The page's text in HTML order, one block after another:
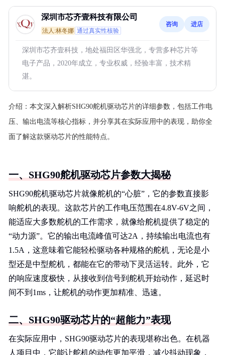
深圳市芯齐壹科技有限公司
法人:林冬娜 通过真实性核验
咨询 进店
深圳市芯齐壹科技，地处福田区华强北，专营多种芯片等
电子产品，2020年成立，专业权威，经验丰富，技术精
湛。
介绍： 本文深入解析SHG90舵机驱动芯片的详细参数，包括工作电
压、输出电流等核心指标，并分享其在实际应用中的表现，助你全
面了解这款驱动芯片的性能特点。
一、SHG90舵机驱动芯片参数大揭秘
SHG90舵机驱动芯片就像舵机的“心脏”，它的参数直接影
响舵机的表现。这款芯片的工作电压范围在4.8V-6V之间，
能适应大多数舵机的工作需求，就像给舵机提供了稳定的
“动力源”。它的输出电流峰值可达2A，持续输出电流也有
1.5A，这意味着它能轻松驱动各种规格的舵机，无论是小
型还是中型舵机，都能在它的带动下灵活运转。此外，它
的响应速度极快，从接收到信号到舵机开始动作，延迟时
间不到1ms，让舵机的动作更加精准、迅速。
二、SHG90驱动芯片的“超能力”表现
在实际应用中，SHG90驱动芯片的表现堪称出色。在机器
人项目中，它能让舵机的动作更加平滑，减少抖动现象，